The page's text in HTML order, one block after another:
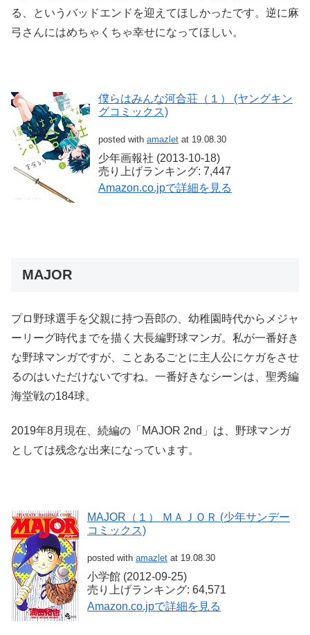
る、というバッドエンドを迎えてほしかったです。逆に麻
弓さんにはめちゃくちゃ幸せになってほしい。
僕らはみんな河合荘（１） (ヤングキン
グコミックス)
posted with amazlet at 19.08.30
少年画報社 (2013-10-18)
売り上げランキング: 7,447
Amazon.co.jpで詳細を見る
MAJOR
プロ野球選手を父親に持つ吾郎の、幼稚園時代からメジャ
ーリーグ時代までを描く大長編野球マンガ。私が一番好き
な野球マンガですが、ことあるごとに主人公にケガをさせ
るのはいただけないですね。一番好きなシーンは、聖秀編
海堂戦の184球。
2019年8月現在、続編の「MAJOR 2nd」は、野球マンガ
としては残念な出来になっています。
MAJOR（１） ＭＡＪＯＲ (少年サンデー
コミックス)
posted with amazlet at 19.08.30
小学館 (2012-09-25)
売り上げランキング: 64,571
Amazon.co.jpで詳細を見る